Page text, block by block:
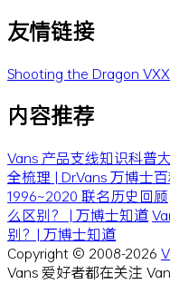
友情链接
Shooting the Dragon
内容推荐
Vans 产品支线知识科普
全梳理 | Dr.Vans 万博士
1996~2020 联名历史回顾
么区别？ | 万博士知道
别？| 万博士知道
Copyright © 2008-2026
Vans 爱好者都在关注